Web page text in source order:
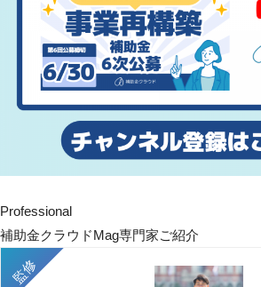
Professional
補助金クラウドMag専門家ご紹介